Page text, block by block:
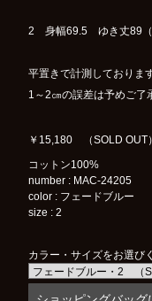
2 身幅69.5 ゆき丈89（
平置きで計測しておりま
1～2㎝の誤差は予めご了
￥15,180 （SOLD OUT）
コットン100%
number : MAC-24205
color : フェードブルー
size : 2
カラー・サイズをお選び